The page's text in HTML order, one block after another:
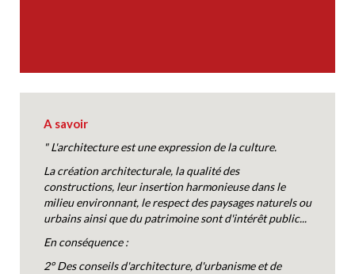
A savoir
" L'architecture est une expression de la culture.
La création architecturale, la qualité des
constructions, leur insertion harmonieuse dans le
milieu environnant, le respect des paysages naturels ou
urbains ainsi que du patrimoine sont d'intérêt public...
En conséquence :
2° Des conseils d'architecture, d'urbanisme et de